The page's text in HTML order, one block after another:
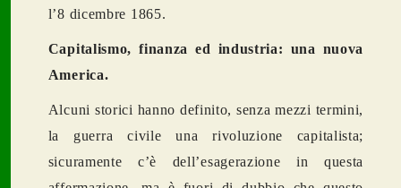
l’8 dicembre 1865.
Capitalismo, finanza ed industria: una nuova
America.
Alcuni storici hanno definito, senza mezzi termini,
la guerra civile una rivoluzione capitalista;
sicuramente c’è dell’esagerazione in questa